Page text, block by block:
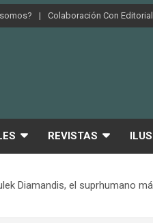
Colaboración Con
REVISTAS
Diamandis, el suprhumano